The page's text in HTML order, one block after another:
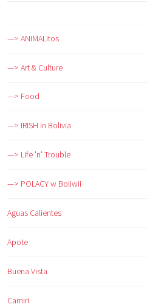
—> ANIMALitos
—> Art & Culture
—> Food
—> IRISH in Bolivia
—> Life 'n' Trouble
—> POLACY w Boliwii
Aguas Calientes
Apote
Buena Vista
Camiri